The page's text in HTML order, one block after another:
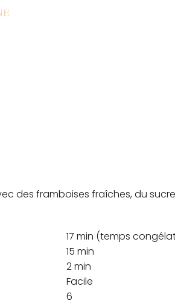
des framboises fraîches, du
17 min (temps
15 min
2 min
Facile
6